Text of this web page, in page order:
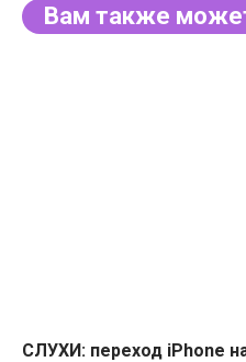
Вам также
СЛУХИ: переход iPhone